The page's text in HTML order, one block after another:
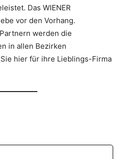
Das WIENER
vor den Vorhang.
werden die
in allen Bezirken
hier für ihre Lieblings-Firma